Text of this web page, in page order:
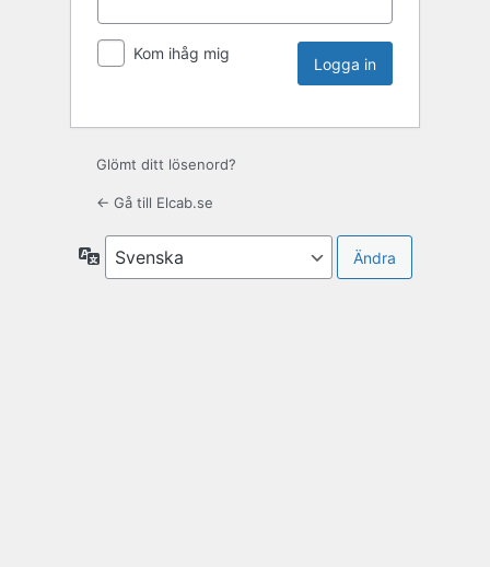
Kom ihåg mig
Glömt ditt lösenord?
← Gå till Elcab.se
Språk